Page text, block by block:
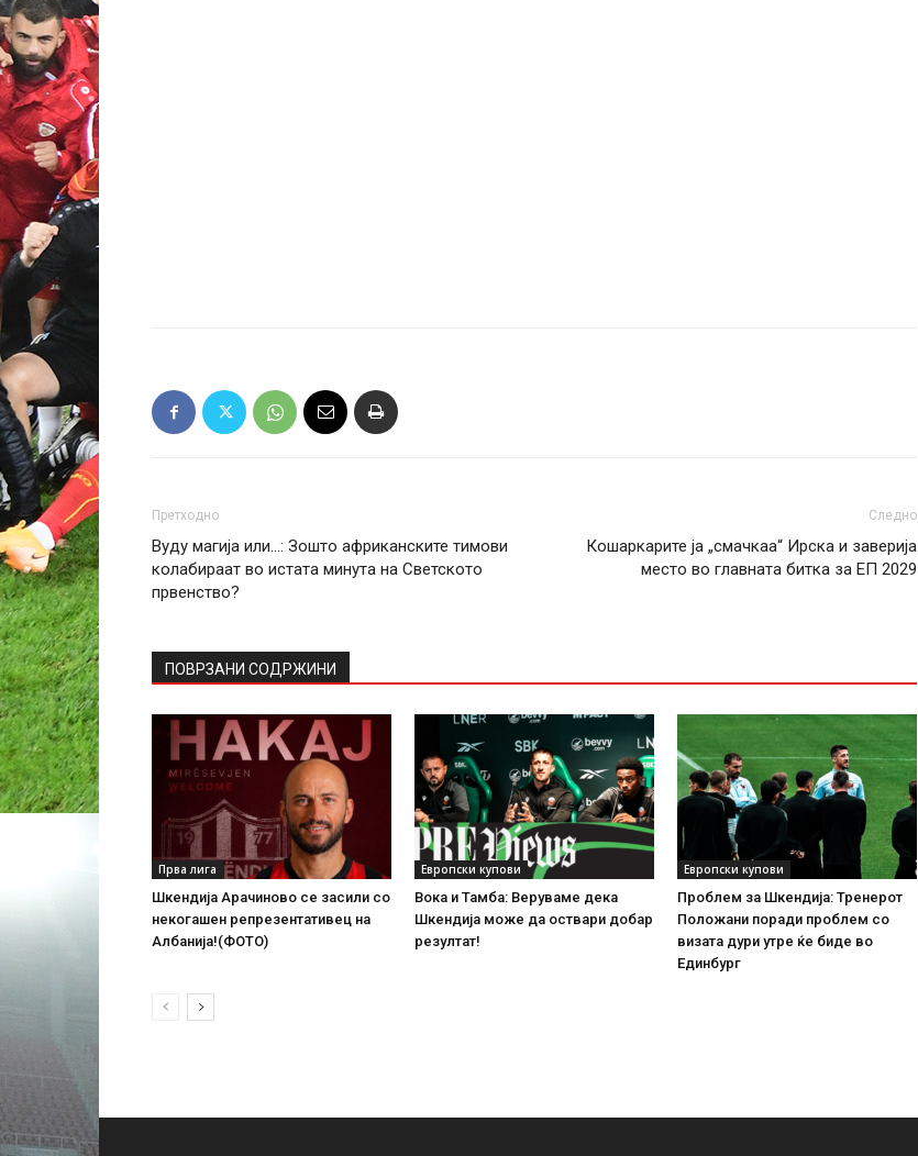
Претходно
Вуду магија или…: Зошто африканските тимови
колабираат во истата минута на Светското
првенство?
Следно
Кошаркарите ја „смачкаа“ Ирска и заверија
место во главната битка за ЕП 2029
ПОВРЗАНИ СОДРЖИНИ
Прва лига
Шкендија Арачиново се засили со
некогашен репрезентативец на
Албанија!(ФОТО)
Европски купови
Вока и Тамба: Веруваме дека
Шкендија може да оствари добар
резултат!
Европски купови
Проблем за Шкендија: Тренерот
Положани поради проблем со
визата дури утре ќе биде во
Единбург